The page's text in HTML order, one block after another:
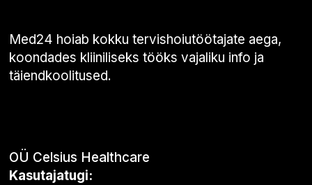
Med24 hoiab kokku tervishoiutöötajate aega,
koondades kliiniliseks tööks vajaliku info ja
täiendkoolitused.
OÜ Celsius Healthcare
Kasutajatugi: